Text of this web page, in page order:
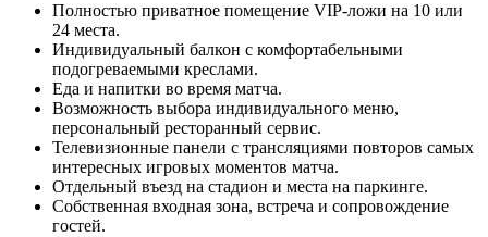
Полностью приватное помещение VIP-ложи на 10 или
24 места.
Индивидуальный балкон с комфортабельными
подогреваемыми креслами.
Еда и напитки во время матча.
Возможность выбора индивидуального меню,
персональный ресторанный сервис.
Телевизионные панели с трансляциями повторов самых
интересных игровых моментов матча.
Отдельный въезд на стадион и места на паркинге.
Собственная входная зона, встреча и сопровождение
гостей.